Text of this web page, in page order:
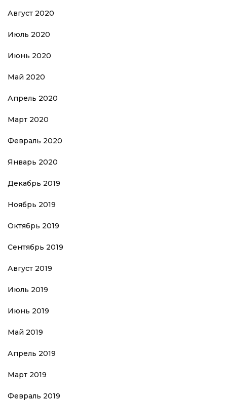
Август 2020
Июль 2020
Июнь 2020
Май 2020
Апрель 2020
Март 2020
Февраль 2020
Январь 2020
Декабрь 2019
Ноябрь 2019
Октябрь 2019
Сентябрь 2019
Август 2019
Июль 2019
Июнь 2019
Май 2019
Апрель 2019
Март 2019
Февраль 2019